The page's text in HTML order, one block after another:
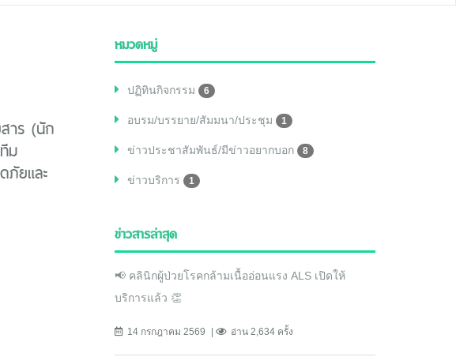
าร (นัก
ม
ยและ
หมวดหมู่
ปฏิทินกิจกรรม 6
อบรม/บรรยาย/สัมมนา/ประชุม 1
ข่าวประชาสัมพันธ์/มีข่าวอยากบอก 8
ข่าวบริการ 1
ข่าวสารล่าสุด
📢 คลินิกผู้ป่วยโรคกล้ามเนื้ออ่อนแรง ALS เปิดให้
บริการแล้ว 👏
14 กรกฎาคม 2569 อ่าน 2,634 ครั้ง